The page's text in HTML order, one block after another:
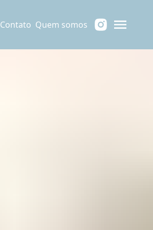
Contato Quem somos